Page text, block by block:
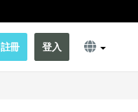
註冊 登入